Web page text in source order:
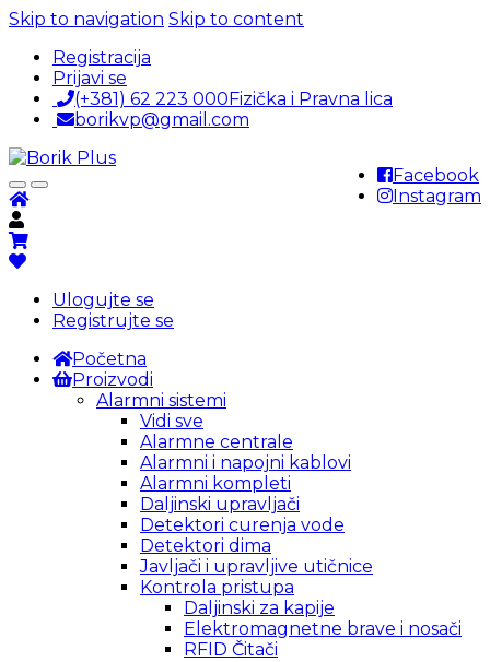
Skip to navigation Skip to content
Registracija
Prijavi se
(+381) 62 223 000Fizička i Pravna lica
borikvp@gmail.com
Facebook
Instagram
Ulogujte se
Registrujte se
Početna
Proizvodi
Alarmni sistemi
Vidi sve
Alarmne centrale
Alarmni i napojni kablovi
Alarmni kompleti
Daljinski upravljači
Detektori curenja vode
Detektori dima
Javljači i upravljive utičnice
Kontrola pristupa
Daljinski za kapije
Elektromagnetne brave i nosači
RFID Čitači